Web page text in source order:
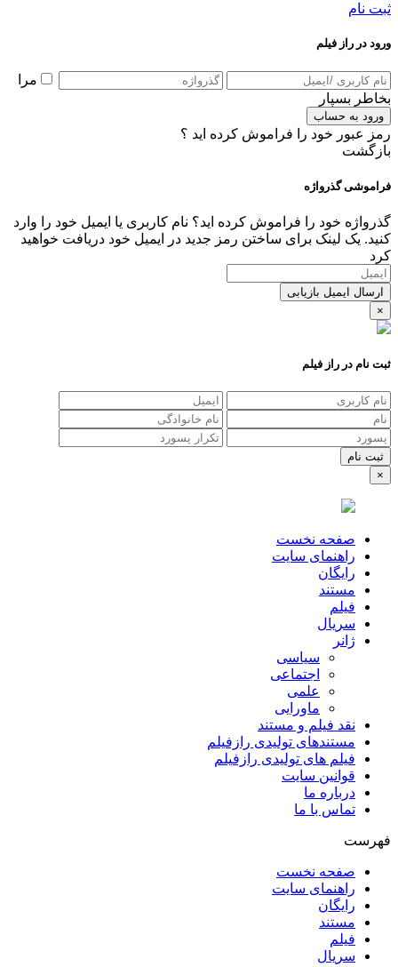
ثبت نام
ورود در راز فیلم
مرا
بخاطر بسپار
ورود به حساب
رمز عبور خود را فراموش کرده اید ؟
بازگشت
فراموشی گذرواژه
گذرواژه خود را فراموش کرده اید؟ نام کاربری یا ایمیل خود را وارد
کنید. یک لینک برای ساختن رمز جدید در ایمیل خود دریافت خواهید
کرد
ارسال ایمیل بازیابی
×
ثبت نام در راز فیلم
×
صفحه نخست
راهنمای سایت
رایگان
مستند
فیلم
سریال
ژانر
سیاسی
اجتماعی
علمی
ماورایی
نقد فیلم و مستند
مستندهای تولیدی رازفیلم
فیلم های تولیدی رازفیلم
قوانین سایت
درباره ما
تماس با ما
فهرست
صفحه نخست
راهنمای سایت
رایگان
مستند
فیلم
سریال